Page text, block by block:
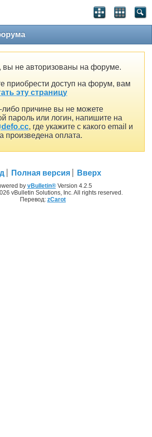
вы не авторизованы на форуме.
приобрести доступ на форум, вам
эту страницу
либо причине вы не можете
пароль или логин, напишите на
, где укажите с какого email и
произведена оплата.
Полная версия Вверх
by vBulletin®Version 4.2.5
vBulletin Solutions, Inc. All rights reserved.
Перевод: zCarot